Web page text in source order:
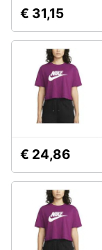
€ 31,15
€ 24,86